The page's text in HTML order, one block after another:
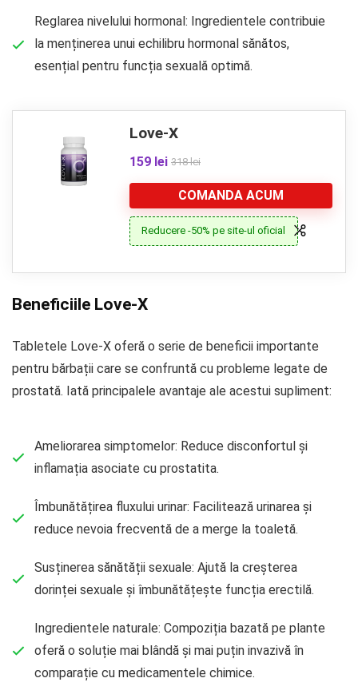
Reglarea nivelului hormonal: Ingredientele contribuie
la menținerea unui echilibru hormonal sănătos,
esențial pentru funcția sexuală optimă.
Love-X
159 lei 318 lei
COMANDA ACUM
Reducere -50% pe site-ul oficial
Beneficiile Love-X
Tabletele Love-X oferă o serie de beneficii importante
pentru bărbații care se confruntă cu probleme legate de
prostată. Iată principalele avantaje ale acestui supliment:
Ameliorarea simptomelor: Reduce disconfortul și
inflamația asociate cu prostatita.
Îmbunătățirea fluxului urinar: Facilitează urinarea și
reduce nevoia frecventă de a merge la toaletă.
Susținerea sănătății sexuale: Ajută la creșterea
dorinței sexuale și îmbunătățește funcția erectilă.
Ingredientele naturale: Compoziția bazată pe plante
oferă o soluție mai blândă și mai puțin invazivă în
comparație cu medicamentele chimice.